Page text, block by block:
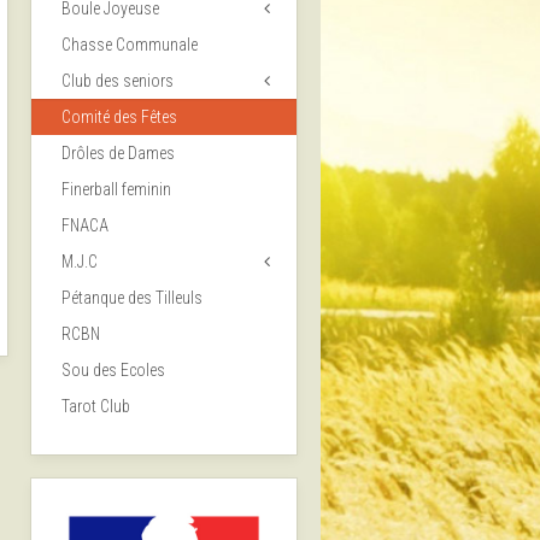
Boule Joyeuse
Chasse Communale
Club des seniors
Comité des Fêtes
Drôles de Dames
Finerball feminin
FNACA
M.J.C
Pétanque des Tilleuls
RCBN
Sou des Ecoles
Tarot Club